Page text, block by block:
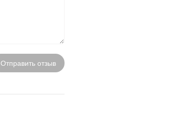
Отправить отзыв